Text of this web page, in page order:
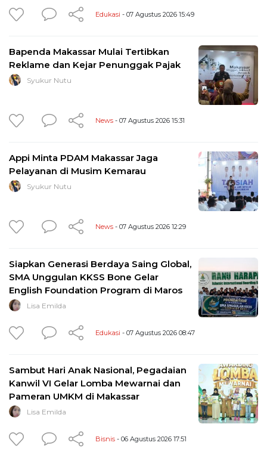
Edukasi - 07 Agustus 2026 15:49
Bapenda Makassar Mulai Tertibkan
Reklame dan Kejar Penunggak Pajak
Syukur Nutu
News - 07 Agustus 2026 15:31
Appi Minta PDAM Makassar Jaga
Pelayanan di Musim Kemarau
Syukur Nutu
News - 07 Agustus 2026 12:29
Siapkan Generasi Berdaya Saing Global,
SMA Unggulan KKSS Bone Gelar
English Foundation Program di Maros
Lisa Emilda
Edukasi - 07 Agustus 2026 08:47
Sambut Hari Anak Nasional, Pegadaian
Kanwil VI Gelar Lomba Mewarnai dan
Pameran UMKM di Makassar
Lisa Emilda
Bisnis - 06 Agustus 2026 17:51